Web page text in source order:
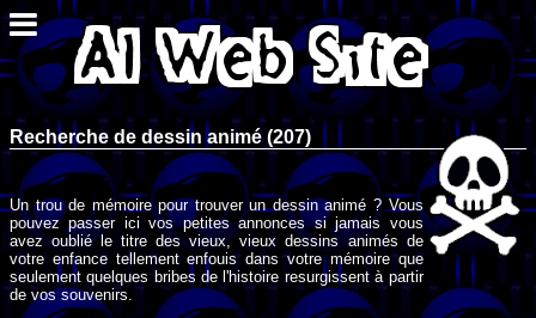
Recherche de dessin animé (207)
Un trou de mémoire pour trouver un dessin animé ? Vous
pouvez passer ici vos petites annonces si jamais vous
avez oublié le titre des vieux, vieux dessins animés de
votre enfance tellement enfouis dans votre mémoire que
seulement quelques bribes de l'histoire resurgissent à partir
de vos souvenirs.